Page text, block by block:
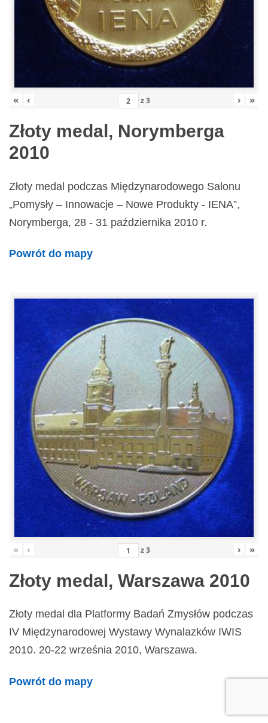
« ‹ z3 › »
Złoty medal, Norymberga
2010
Złoty medal podczas Międzynarodowego Salonu
„Pomysły – Innowacje – Nowe Produkty - IENA”,
Norymberga, 28 - 31 października 2010 r.
Powrót do mapy
« ‹ z3 › »
Złoty medal, Warszawa 2010
Złoty medal dla Platformy Badań Zmysłów podczas
IV Międzynarodowej Wystawy Wynalazków IWIS
2010. 20-22 września 2010, Warszawa.
Powrót do mapy